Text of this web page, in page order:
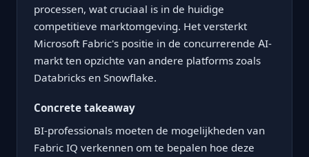
processen, wat cruciaal is in de huidige
competitieve marktomgeving. Het versterkt
Microsoft Fabric's positie in de concurrerende AI-
markt ten opzichte van andere platforms zoals
Databricks en Snowflake.
Concrete takeaway
BI-professionals moeten de mogelijkheden van
Fabric IQ verkennen om te bepalen hoe deze